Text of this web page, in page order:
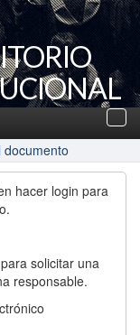
documento
hacer login para
solicitar una
responsable.